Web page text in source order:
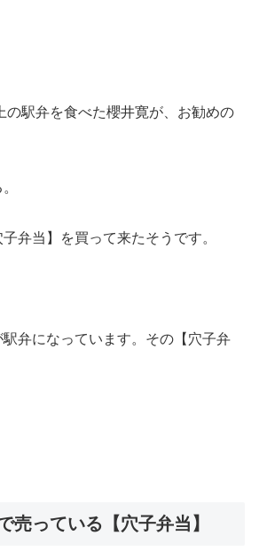
の駅弁を食べた櫻井寛が、お勧めの
弁当】を買って来たそうです。
弁になっています。その【穴子弁
売っている【穴子弁当】